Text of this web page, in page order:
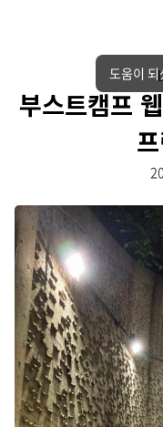
부스트캠프
도움이